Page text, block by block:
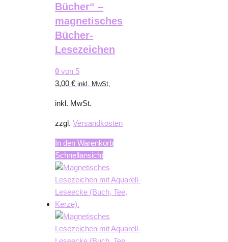
Bücher“ –
magnetisches
Bücher-
Lesezeichen
0 von 5
3,00 € inkl. MwSt,
inkl. MwSt.
zzgl. Versandkosten
In den Warenkorb
Schnellansicht